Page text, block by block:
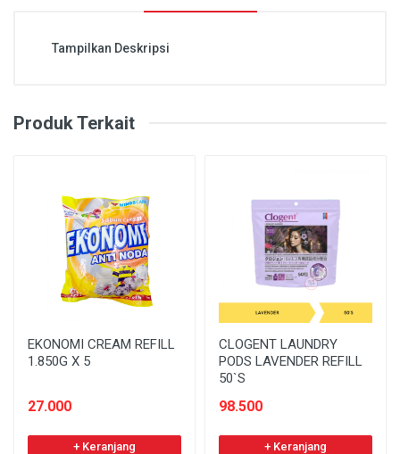
Tampilkan Deskripsi
Produk Terkait
EKONOMI CREAM REFILL
1.850G X 5
27.000
+ Keranjang
CLOGENT LAUNDRY
PODS LAVENDER REFILL
50`S
98.500
+ Keranjang